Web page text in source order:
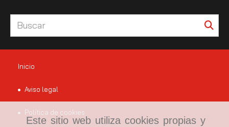
Este sitio web utiliza cookies propias y
Inicio
Aviso legal
Política de cookies